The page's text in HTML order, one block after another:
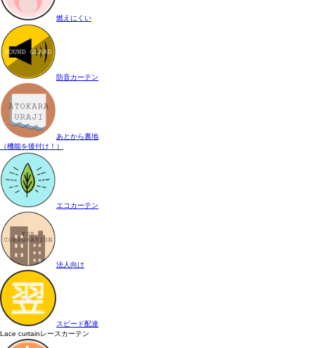
燃えにくい
防音カーテン
あとから裏地
（機能を後付け！）
エコカーテン
法人向け
スピード配達
Lace curtainレースカーテン